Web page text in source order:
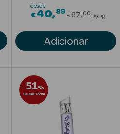
from
desde
€40 89Price
€87 00
PVPR
Adicionar
51%
SOBRE PVPR